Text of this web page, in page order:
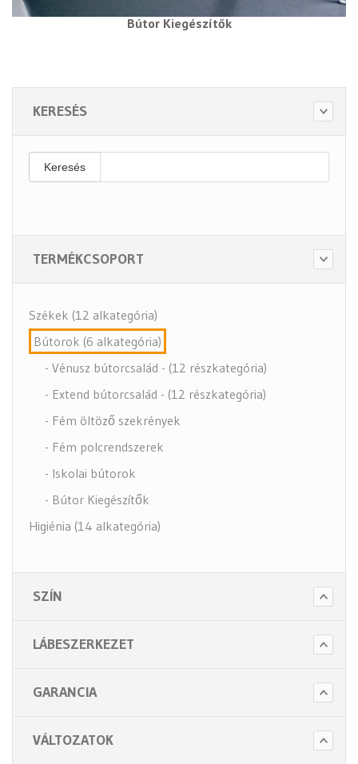
Bútor Kiegészítők
KERESÉS
Keresés
TERMÉKCSOPORT
Székek (12 alkategória)
Bútorok (6 alkategória)
- Vénusz bútorcsalád - (12 részkategória)
- Extend bútorcsalád - (12 részkategória)
- Fém öltöző szekrények
- Fém polcrendszerek
- Iskolai bútorok
- Bútor Kiegészítők
Higiénia (14 alkategória)
SZÍN
LÁBESZERKEZET
GARANCIA
VÁLTOZATOK